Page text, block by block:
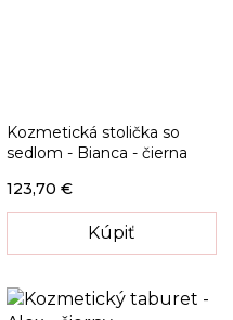
Kozmetická stolička so
sedlom - Bianca - čierna
123,70 €
Kúpiť